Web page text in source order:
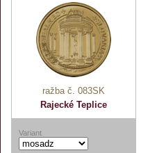
ražba č. 083SK
Rajecké Teplice
Variant